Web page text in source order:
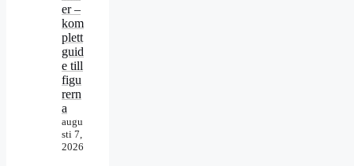
er –
kom
plett
guid
e till
figu
rern
a
augu
sti 7,
2026